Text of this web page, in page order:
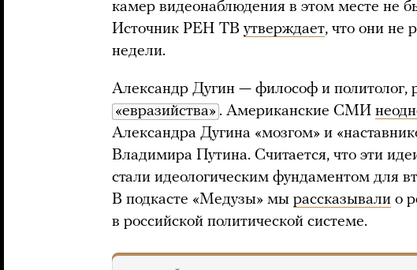
камер видеонаблюдения в этом месте не
Источник РЕН ТВ утверждает, что они не
недели.
Александр Дугин — философ и
«евразийства» . Американские СМИ
Александра Дугина «мозгом» и
Владимира Путина. Считается, что эти
стали идеологическим фундаментом для
В подкасте «Медузы» мы рассказывали о
в российской политической системе.